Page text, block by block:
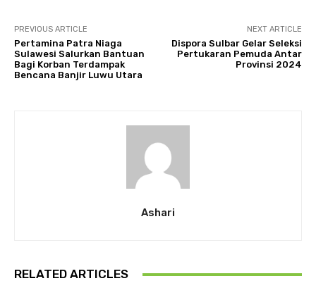
PREVIOUS ARTICLE
Pertamina Patra Niaga
Sulawesi Salurkan Bantuan
Bagi Korban Terdampak
Bencana Banjir Luwu Utara
NEXT ARTICLE
Dispora Sulbar Gelar Seleksi
Pertukaran Pemuda Antar
Provinsi 2024
Ashari
RELATED ARTICLES